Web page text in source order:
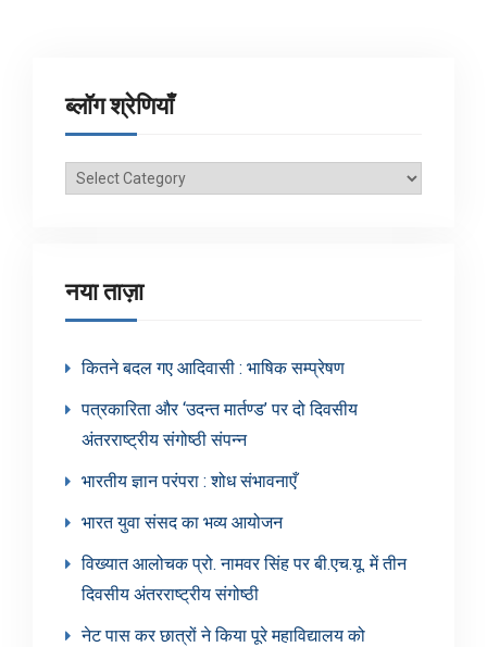
ब्लॉग श्रेणियाँ
ब्लॉग
नया ताज़ा
कितने बदल गए आदिवासी : भाषिक सम्प्रेषण
पत्रकारिता और ‘उदन्त मार्तण्ड’ पर दो दिवसीय
अंतरराष्ट्रीय संगोष्ठी संपन्न
भारतीय ज्ञान परंपरा : शोध संभावनाएँ
भारत युवा संसद का भव्य आयोजन
विख्यात आलोचक प्रो. नामवर सिंह पर बी.एच.यू. में तीन
दिवसीय अंतरराष्ट्रीय संगोष्ठी
नेट पास कर छात्रों ने किया पूरे महाविद्यालय को